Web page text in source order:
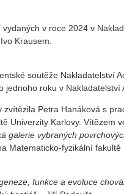
v roce 2024 v
Krausem.
soutěže Nakladatelství
jednoho roku v Nakladatelství
zvítězila Petra Hanáková s
Univerzity Karlovy. Vítězem
galerie vybraných
Matematicko-fyzikální fakultě
funkce a evoluce